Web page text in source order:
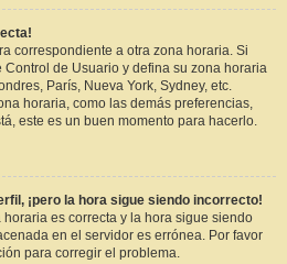
correspondiente a otra zona horaria. Si
de Usuario y defina su zona horaria
París, Nueva York, Sydney, etc.
horaria, como las demás preferencias,
este es un buen momento para hacerlo.
¡pero la hora sigue siendo incorrecto!
es correcta y la hora sigue siendo
en el servidor es errónea. Por favor
para corregir el problema.